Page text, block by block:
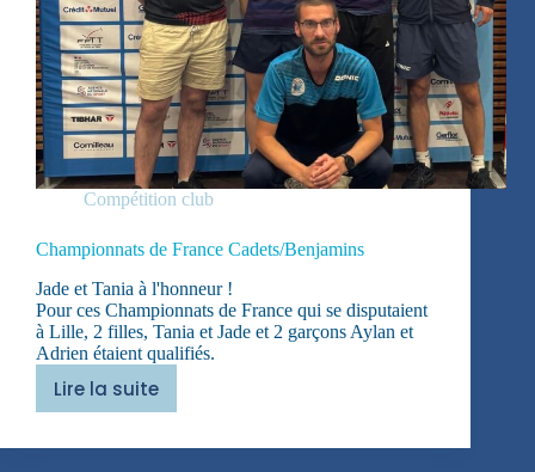
Compétition club
Championnats de France Cadets/Benjamins
Jade et Tania à l'honneur !
Pour ces Championnats de France qui se disputaient
à Lille, 2 filles, Tania et Jade et 2 garçons Aylan et
Adrien étaient qualifiés.
Lire la suiteChampionnats
France